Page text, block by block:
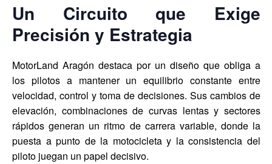
Un Circuito que Exige
Precisión y Estrategia
MotorLand Aragón destaca por un diseño que obliga a
los pilotos a mantener un equilibrio constante entre
velocidad, control y toma de decisiones. Sus cambios de
elevación, combinaciones de curvas lentas y sectores
rápidos generan un ritmo de carrera variable, donde la
puesta a punto de la motocicleta y la consistencia del
piloto juegan un papel decisivo.